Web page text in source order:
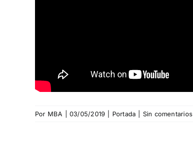
Por MBA 03/05/2019 Portada Sin comentarios